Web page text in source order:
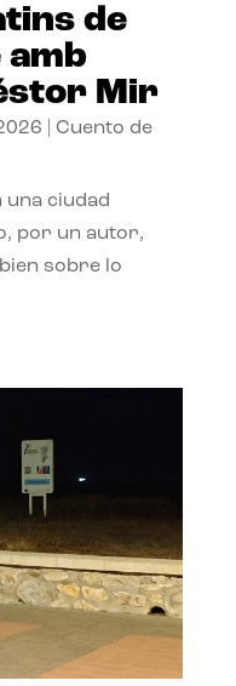
de
amb
Mir
Cuento de
una ciudad
por un autor,
sobre lo